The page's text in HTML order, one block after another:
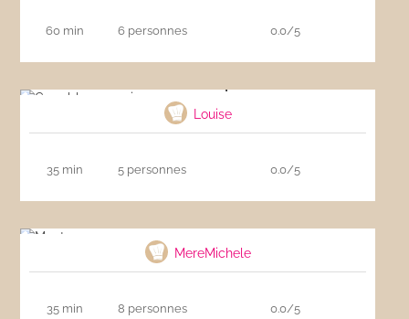
60 min 6 personnes 0.0/5
Louise
35 min 5 personnes 0.0/5
MereMichele
35 min 8 personnes 0.0/5